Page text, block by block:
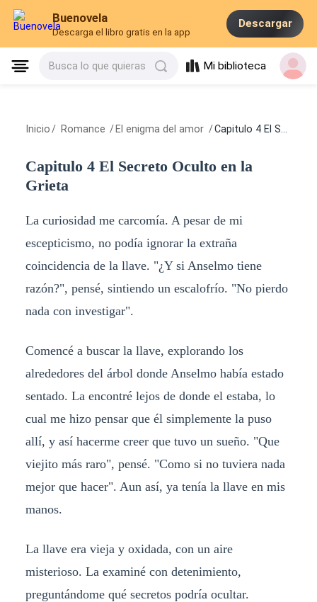
Buenovela
Descarga el libro gratis en la app
Descargar
Busca lo que quieras Mi biblioteca
Inicio / Romance / El enigma del amor /Capitulo 4 El Secreto Oculto en la Grieta
Capitulo 4 El Secreto Oculto en la
Grieta
La curiosidad me carcomía. A pesar de mi
escepticismo, no podía ignorar la extraña
coincidencia de la llave. "¿Y si Anselmo tiene
razón?", pensé, sintiendo un escalofrío. "No pierdo
nada con investigar".
Comencé a buscar la llave, explorando los
alrededores del árbol donde Anselmo había estado
sentado. La encontré lejos de donde el estaba, lo
cual me hizo pensar que él simplemente la puso
allí, y así hacerme creer que tuvo un sueño. "Que
viejito más raro", pensé. "Como si no tuviera nada
mejor que hacer". Aun así, ya tenía la llave en mis
manos.
La llave era vieja y oxidada, con un aire
misterioso. La examiné con detenimiento,
preguntándome qué secretos podría ocultar.